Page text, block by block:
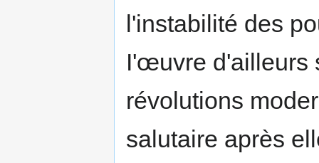
l'instabilité des
I'œuvre d'ailleurs
révolutions
salutaire après